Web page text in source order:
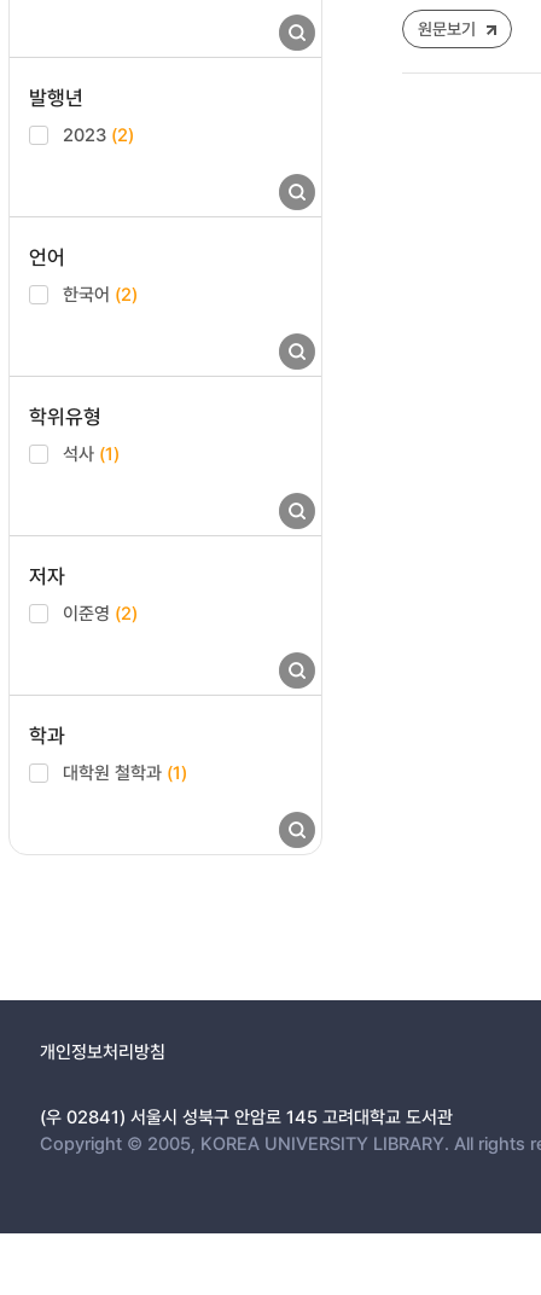
발행년
2023 (2)
언어
한국어 (2)
학위유형
석사 (1)
저자
이준영 (2)
학과
대학원 철학과 (1)
원문보기
개인정보처리방침
(우 02841) 서울시 성북구 안암로 145 고려대학교 도서관
Copyright © 2005, KOREA UNIVERSITY LIBRARY. All rights